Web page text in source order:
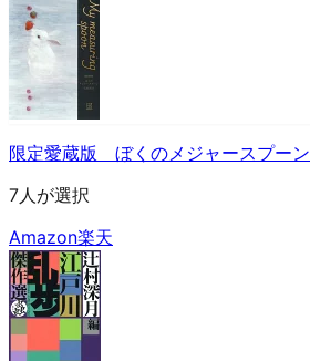
限定愛蔵版 ぼくのメジャースプーン
7人が選択
Amazon楽天